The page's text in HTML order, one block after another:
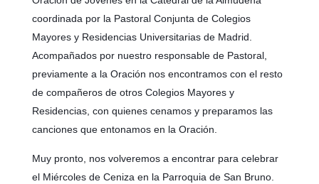
coordinada por la Pastoral Conjunta de Colegios
Mayores y Residencias Universitarias de Madrid.
Acompañados por nuestro responsable de Pastoral,
previamente a la Oración nos encontramos con el resto
de compañeros de otros Colegios Mayores y
Residencias, con quienes cenamos y preparamos las
canciones que entonamos en la Oración.
Muy pronto, nos volveremos a encontrar para celebrar
el Miércoles de Ceniza en la Parroquia de San Bruno.